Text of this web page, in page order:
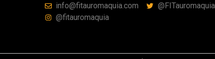
info@fitauromaquia.com
@FITauromaquia
@fitauromaquia